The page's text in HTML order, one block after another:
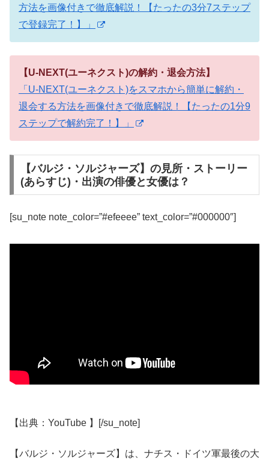
方法を画像付きで徹底解説！【たったの3分7ステップ
で登録完了！】」
【U-NEXT(ユーネクスト)の解約・退会方法】
「U-NEXT(ユーネクスト)をスマホから簡単に解約・
退会する方法を画像付きで徹底解説！【たったの1分9
ステップで解約完了！】」
【バルジ・ソルジャーズ】の見所・ストーリー
(あらすじ)・出演の俳優と女優は？
[su_note note_color=”#efeeee” text_color=”#000000″]
【出典：YouTube 】[/su_note]
【バルジ・ソルジャーズ】は、ナチス・ドイツ軍最後の大